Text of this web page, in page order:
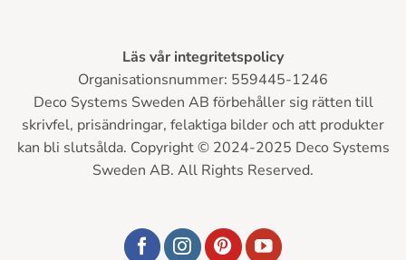
Läs vår integritetspolicy
Organisationsnummer: 559445-1246
Deco Systems Sweden AB förbehåller sig rätten till
skrivfel, prisändringar, felaktiga bilder och att produkter
kan bli slutsålda. Copyright © 2024-2025 Deco Systems
Sweden AB. All Rights Reserved.